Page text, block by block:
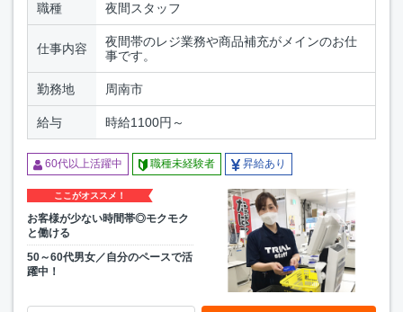
職種 夜間スタッフ
仕事内容
夜間帯のレジ業務や商品補充がメインのお仕
事です。
勤務地 周南市
給与 時給1100円～
60代以上活躍中 職種未経験者 昇給あり
ここがオススメ！
お客様が少ない時間帯◎モクモク
と働ける
50～60代男女／自分のペースで活
躍中！